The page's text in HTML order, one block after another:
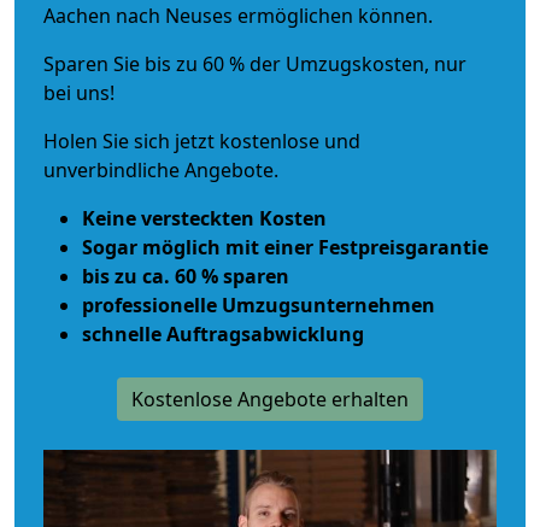
Aachen nach Neuses ermöglichen können.
Sparen Sie bis zu 60 % der Umzugskosten, nur
bei uns!
Holen Sie sich jetzt kostenlose und
unverbindliche Angebote.
Keine versteckten Kosten
Sogar möglich mit einer Festpreisgarantie
bis zu ca. 60 % sparen
professionelle Umzugsunternehmen
schnelle Auftragsabwicklung
Kostenlose Angebote erhalten